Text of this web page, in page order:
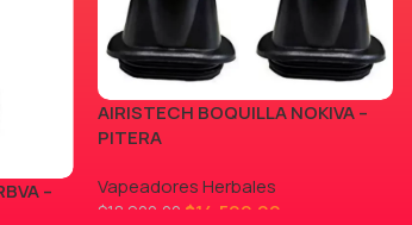
–
AIRISTECH BOQUILLA NOKIVA –
PITERA
Vapeadores Herbales
$18.900,00 $14.500,00